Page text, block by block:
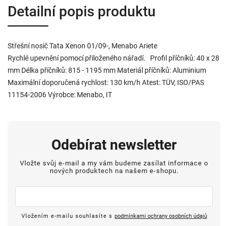
Detailní popis produktu
Střešní nosič Tata Xenon 01/09-, Menabo Ariete
Rychlé upevnění pomocí přiloženého nářadí. Profil příčníků: 40 x 28
mm Délka příčníků: 815 - 1195 mm Materiál příčníků: Aluminium
Maximální doporučená rychlost: 130 km/h Atest: TÜV, ISO/PAS
11154-2006 Výrobce: Menabo, IT
Odebírat newsletter
Vložte svůj e-mail a my vám budeme zasílat informace o
nových produktech na našem e-shopu.
Vložením e-mailu souhlasíte s podmínkami ochrany osobních údajů